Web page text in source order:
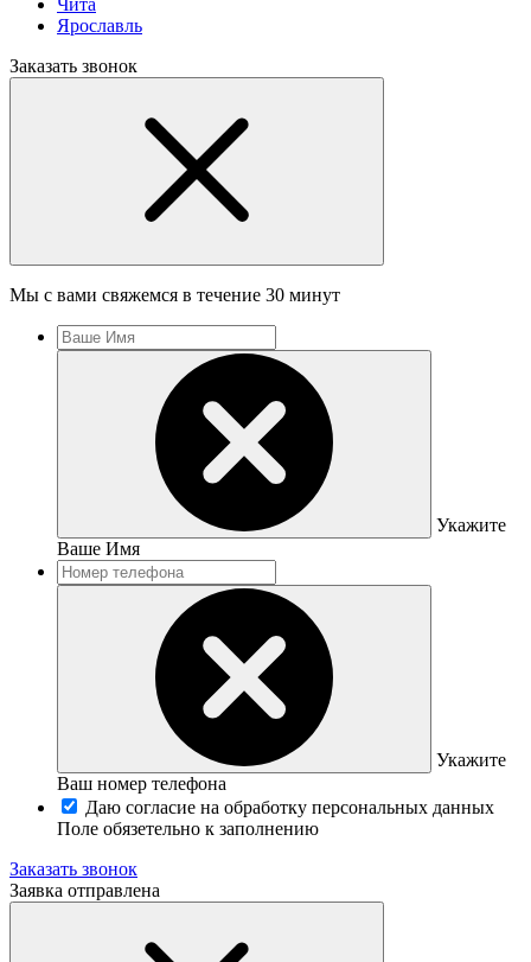
Ярославль
Заказать звонок
Мы с вами свяжемся в течение 30 минут
Укажите
Ваше Имя
Укажите
Ваш номер телефона
Даю согласие на обработку персональных данных
Поле обязетельно к заполнению
Заказать звонок
Заявка отправлена